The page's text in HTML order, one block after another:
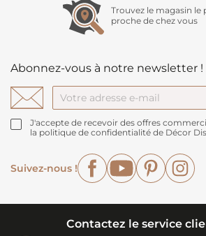
Trouvez le magasin le
proche de chez vous
Abonnez-vous à notre newsletter !
J'accepte de recevoir des offres
la politique de confidentialité de Décor
Suivez-nous !
FacebookYouTube
Contactez le service